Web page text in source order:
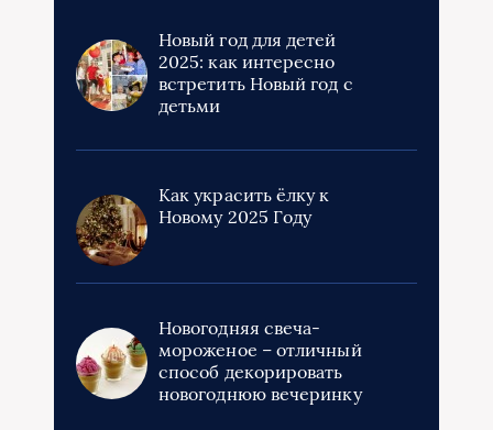
Новый год для детей
2025: как интересно
встретить Новый год с
детьми
Как украсить ёлку к
Новому 2025 Году
Новогодняя свеча-
мороженое – отличный
способ декорировать
новогоднюю вечеринку